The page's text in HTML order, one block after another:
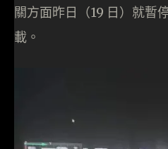
關方面昨日（19 日）就暫
載。